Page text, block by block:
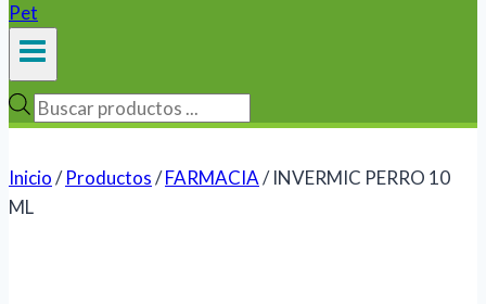
Búsqueda
productos
Inicio/ Productos/FARMACIA/ INVERMIC PERRO 10
ML